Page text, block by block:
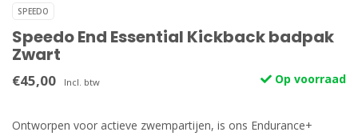
SPEEDO
Speedo End Essential Kickback badpak
Zwart
€45,00 Incl. btw Op voorraad
Ontworpen voor actieve zwempartijen, is ons Endurance+